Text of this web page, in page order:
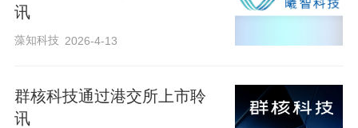
讯
藻知科技 2026-4-13
群核科技通过港交所上市聆
讯